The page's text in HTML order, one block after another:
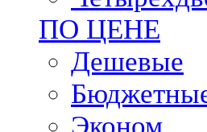
ПО ЦЕНЕ
Дешевые